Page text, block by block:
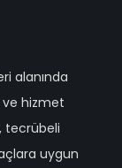
alanında
ve hizmet
tecrübeli
uygun